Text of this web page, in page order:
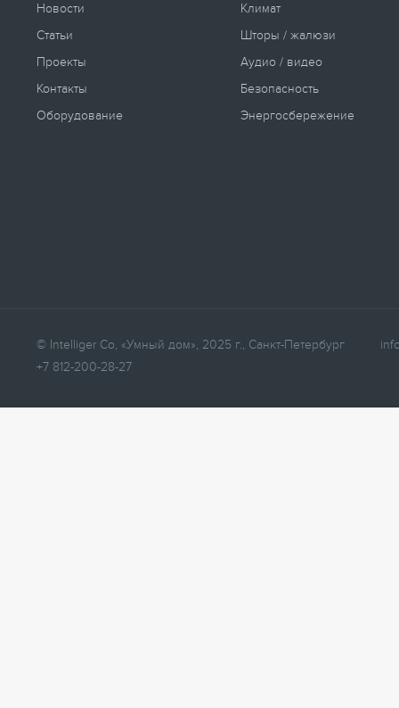
Новости
Статьи
Проекты
Контакты
Оборудование
Климат
Шторы / жалюзи
Аудио / видео
Безопасность
Энергосбережение
© Intelliger Co, «Умный дом», 2025 г., Санкт-Петербург
+7 812-200-28-27